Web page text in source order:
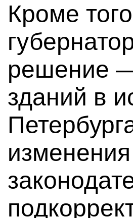
Кроме
решение —
зданий в